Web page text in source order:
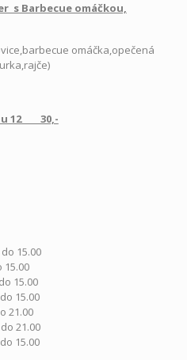
s Barbecue omáčkou,
omáčka,opečená
12 30,-
15.00
15.00
15.00
15.00
21.00
21.00
15.00